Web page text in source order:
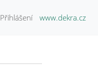
Přihlášení www.dekra.cz